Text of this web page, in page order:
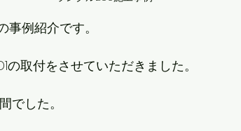
例紹介です。
取付をさせていただきました。
でした。